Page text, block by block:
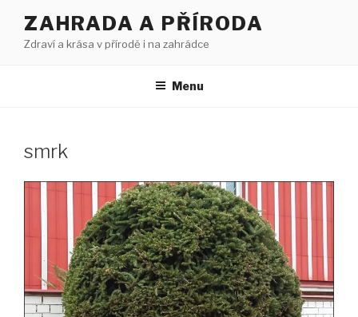
obsahu
ZAHRADA A PŘÍRODA
Zdraví a krása v přírodě i na zahrádce
Menu
smrk